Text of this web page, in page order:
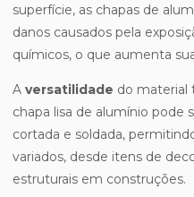
superfície, as chapas de
danos causados pela
químicos, o que aumenta
A versatilidade do material
chapa lisa de alumínio pode
cortada e soldada,
variados, desde itens de
estruturais em construções.